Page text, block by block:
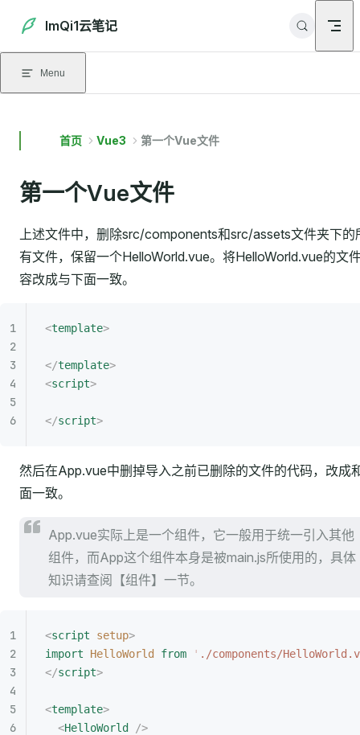
Skip to content
ImQi1云笔记
Menu
首页 Vue3 第一个Vue文件
第一个Vue文件
上述文件中，删除src/components和src/assets文件夹下的
有文件，保留一个HelloWorld.vue。将HelloWorld.vue的文
容改成与下面一致。
<template>
</template>
<script>
</script>
然后在App.vue中删掉导入之前已删除的文件的代码，改成
面一致。
App.vue实际上是一个组件，它一般用于统一引入其他
组件，而App这个组件本身是被main.js所使用的，具体
知识请查阅【组件】一节。
<script setup>
import HelloWorld from ' ./components/
</script>
<template>
  <
HelloWorld
/>